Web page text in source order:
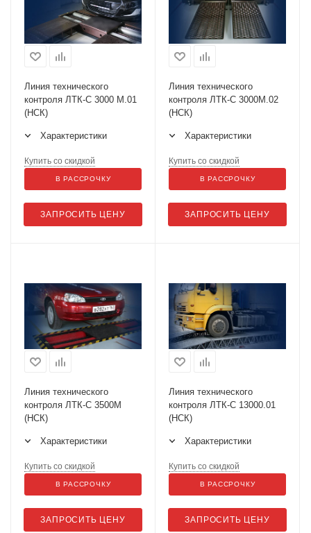
Линия технического
контроля ЛТК-С 3000 М.01
(НСК)
Характеристики
ЗАПРОСИТЬ ЦЕНУ
Купить со скидкой
В РАССРОЧКУ
Линия технического
контроля ЛТК-С 3000М.02
(НСК)
Характеристики
ЗАПРОСИТЬ ЦЕНУ
Купить со скидкой
В РАССРОЧКУ
Линия технического
контроля ЛТК-С 3500М
(НСК)
Характеристики
ЗАПРОСИТЬ ЦЕНУ
Купить со скидкой
В РАССРОЧКУ
Линия технического
контроля ЛТК-С 13000.01
(НСК)
Характеристики
ЗАПРОСИТЬ ЦЕНУ
Купить со скидкой
В РАССРОЧКУ